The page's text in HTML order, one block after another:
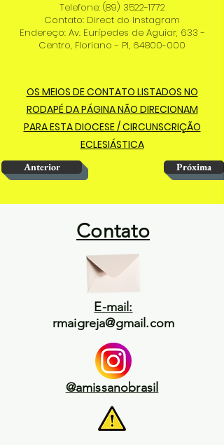
Telefone: (89) 3522-1772
Contato: Direct do Instagram
Endereço: Av. Eurípedes de Aguiar, 633 -
Centro, Floriano - PI, 64800-000
OS MEIOS DE CONTATO LISTADOS NO
RODAPÉ DA PÁGINA NÃO DIRECIONAM
PARA ESTA DIOCESE / CIRCUNSCRIÇÃO
ECLESIÁSTICA
Anterior Próxima
Contato
E-mail:
rmaigreja@gmail.com
@amissanobrasil